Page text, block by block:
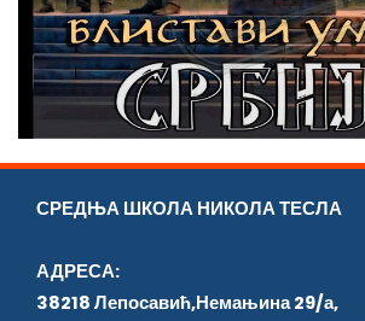
СРЕДЊА ШКОЛА НИКОЛА ТЕСЛА
АДРЕСА:
38218 Лепосавић,Немањина 29/а,